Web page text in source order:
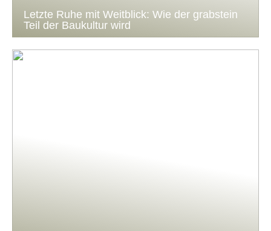
Letzte Ruhe mit Weitblick: Wie der grabstein
Teil der Baukultur wird